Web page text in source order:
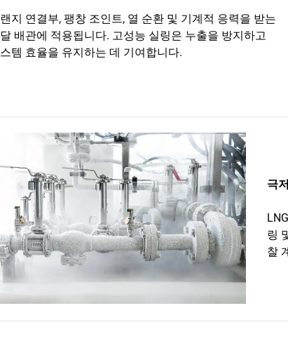
지 연결부, 팽창 조인트, 열 순환 및 기계적 응력을 받는
배관에 적용됩니다. 고성능 실링은 누출을 방지하고
템 효율을 유지하는 데 기여합니다.
극
링
찰